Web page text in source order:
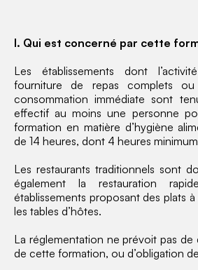
I. Qui est concerné par cette
Les établissements dont
fourniture de repas complets
consommation immédiate sont
effectif au moins une personne
formation en matière d’hygiène
de 14 heures, dont 4 heures
Les restaurants traditionnels sont
également la restauration
établissements proposant des plats
les tables d’hôtes.
La réglementation ne prévoit pas de
de cette formation, ou d’obligation